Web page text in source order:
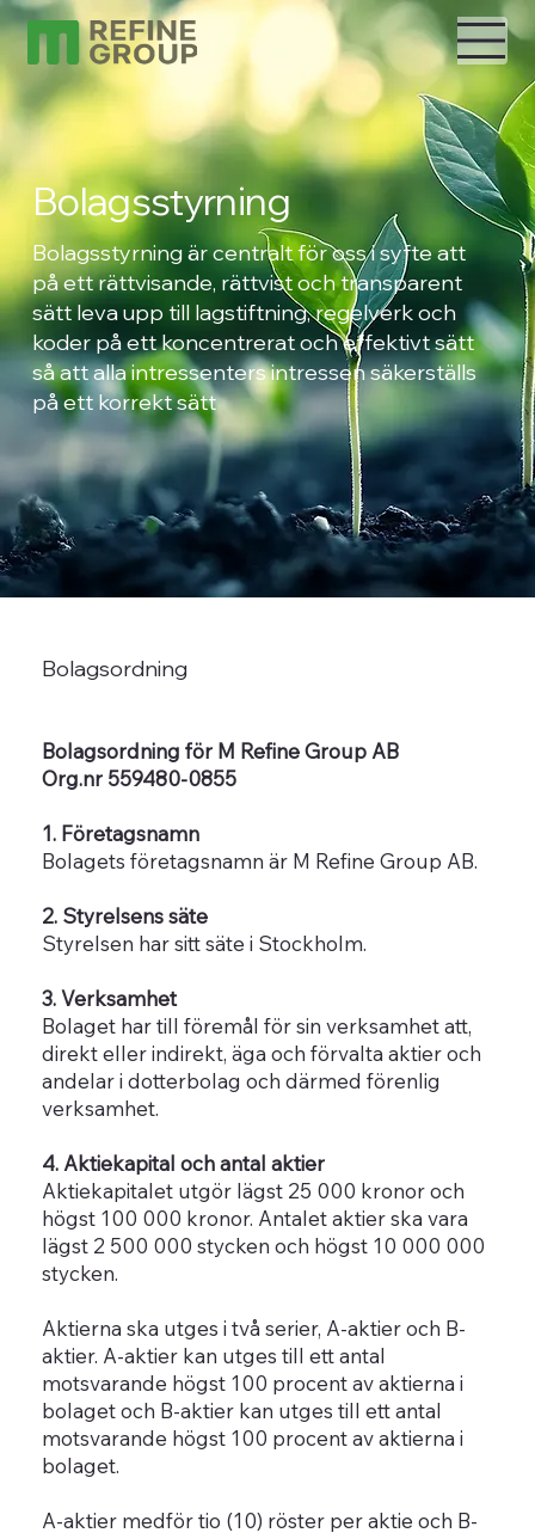
Bolagsstyrning
Bolagsstyrning är centralt för oss i syfte att
på ett rättvisande, rättvist och transparent
sätt leva upp till lagstiftning, regelverk och
koder på ett koncentrerat och effektivt sätt
så att alla intressenters intressen säkerställs
på ett korrekt sätt
Bolagsordning
Bolagsordning för M Refine Group AB
Org.nr 559480-0855
1. Företagsnamn
Bolagets företagsnamn är M Refine Group AB.
2. Styrelsens säte
Styrelsen har sitt säte i Stockholm.
3. Verksamhet
Bolaget har till föremål för sin verksamhet att,
direkt eller indirekt, äga och förvalta aktier och
andelar i dotterbolag och därmed förenlig
verksamhet.
4. Aktiekapital och antal aktier
Aktiekapitalet utgör lägst 25 000 kronor och
högst 100 000 kronor. Antalet aktier ska vara
lägst 2 500 000 stycken och högst 10 000 000
stycken.
Aktierna ska utges i två serier, A-aktier och B-
aktier. A-aktier kan utges till ett antal
motsvarande högst 100 procent av aktierna i
bolaget och B-aktier kan utges till ett antal
motsvarande högst 100 procent av aktierna i
bolaget.
A-aktier medför tio (10) röster per aktie och B-